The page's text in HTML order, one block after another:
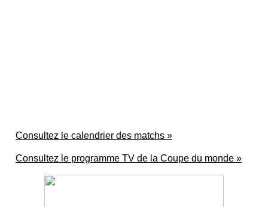
Consultez le calendrier des matchs »
Consultez le programme TV de la Coupe du monde »